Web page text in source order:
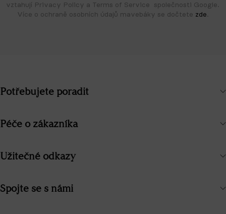
vztahují Privacy Policy a Terms of Service společnosti Google.
Více o ochraně osobních údajů mavebáky se dočtete zde
Potřebujete poradit
Péče o zákazníka
Užitečné odkazy
Spojte se s námi